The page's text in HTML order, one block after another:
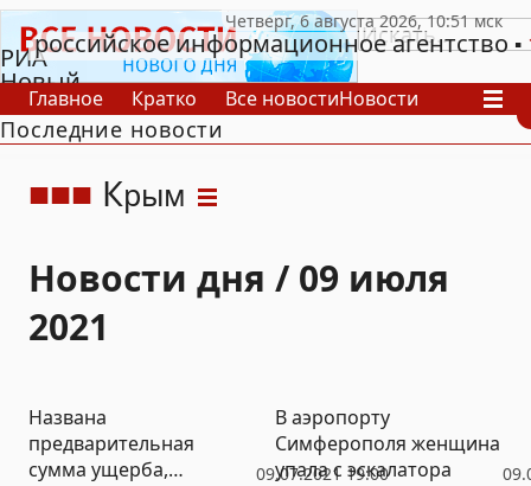
РИА
Новый
День
российское информационное агентство
Главное Кратко Все новостиНовости
В России
В мире
Последние новости
Крым
Новости дня / 09 июля
2021
09.07.2021 19:00
Названа
предварительная
сумма ущерба,
В аэропорту
Симферополя женщина
упала с эскалатора